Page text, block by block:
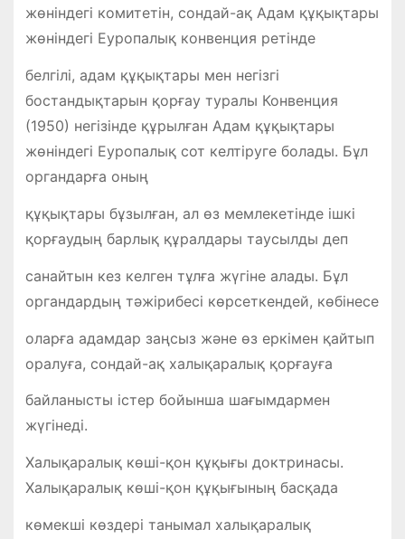
жөніндегі комитетін, сондай-ақ Адам құқықтары
жөніндегі Еуропалық конвенция ретінде
белгілі, адам құқықтары мен негізгі
бостандықтарын қорғау туралы Конвенция
(1950) негізінде құрылған Адам құқықтары
жөніндегі Еуропалық сот келтіруге болады. Бұл
органдарға оның
құқықтары бұзылған, ал өз мемлекетінде ішкі
қорғаудың барлық құралдары таусылды деп
санайтын кез келген тұлға жүгіне алады. Бұл
органдардың тәжірибесі көрсеткендей, көбінесе
оларға адамдар заңсыз және өз еркімен қайтып
оралуға, сондай-ақ халықаралық қорғауға
байланысты істер бойынша шағымдармен
жүгінеді.
Халықаралық көші-қон құқығы доктринасы.
Халықаралық көші-қон құқығының басқада
көмекші көздері танымал халықаралық